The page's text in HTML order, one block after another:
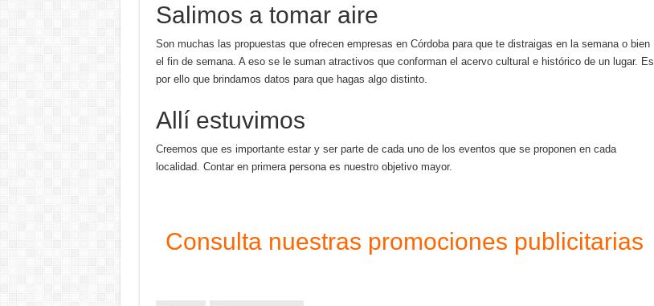
Salimos a tomar aire
Son muchas las propuestas que ofrecen empresas en Córdoba para que te distraigas en la semana o bien
el fin de semana. A eso se le suman atractivos que conforman el acervo cultural e histórico de un lugar. Es
por ello que brindamos datos para que hagas algo distinto.
Allí estuvimos
Creemos que es importante estar y ser parte de cada uno de los eventos que se proponen en cada
localidad. Contar en primera persona es nuestro objetivo mayor.
Consulta nuestras promociones publicitarias